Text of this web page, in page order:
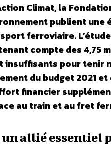
Climat, la
publient
ferroviaire.
compte des 4,75
insuffisants pour
du budget 2021
financier
au train et au fret
allié essentiel